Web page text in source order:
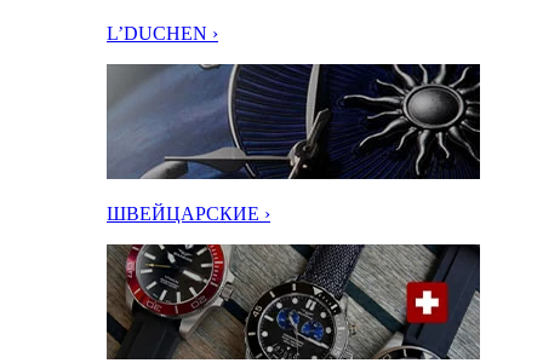
L’DUCHEN ›
ШВЕЙЦАРСКИЕ ›